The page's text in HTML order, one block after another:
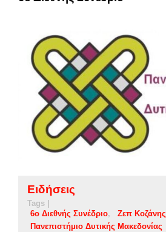
Ειδήσεις
Tags |
6ο Διεθνής Συνέδριο
Ζεπ Κοζάνης
Πανεπιστήμιο Δυτικής Μακεδονίας